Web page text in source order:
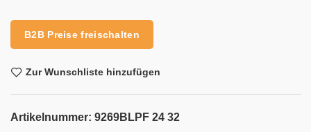
B2B Preise freischalten
Zur Wunschliste hinzufügen
Artikelnummer: 9269BLPF 24 32